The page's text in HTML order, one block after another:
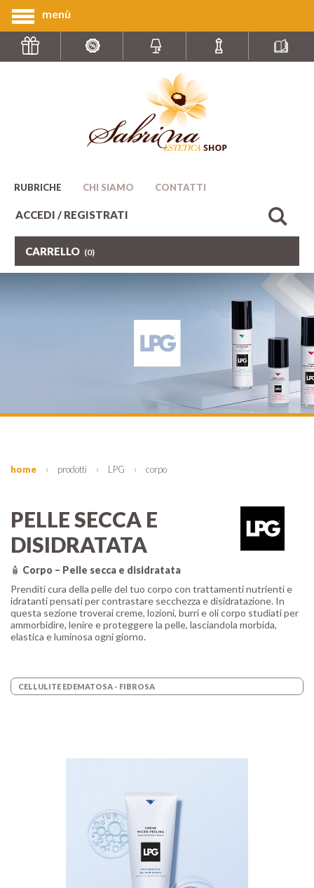
menù
RUBRICHE CHI SIAMO CONTATTI
ACCEDI / REGISTRATI
CARRELLO (0)
home › prodotti › LPG › corpo
PELLE SECCA E
DISIDRATATA
Corpo – Pelle secca e disidratata
Prenditi cura della pelle del tuo corpo con trattamenti nutrienti e
idratanti pensati per contrastare secchezza e disidratazione. In
questa sezione troverai creme, lozioni, burri e oli corpo studiati per
ammorbidire, lenire e proteggere la pelle, lasciandola morbida,
elastica e luminosa ogni giorno.
CELLULITE EDEMATOSA - FIBROSA